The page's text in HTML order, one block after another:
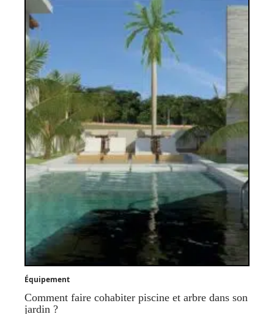
Équipement
Comment faire cohabiter piscine et arbre dans son
jardin ?